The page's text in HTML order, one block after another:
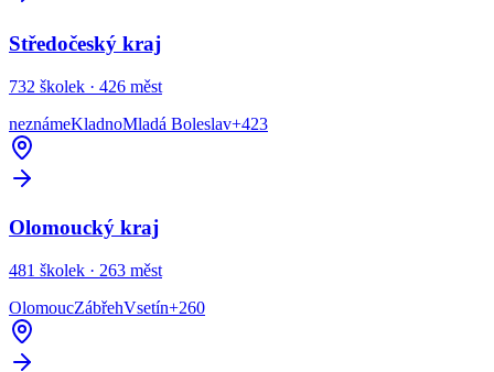
Středočeský kraj
732 školek · 426 měst
neznámeKladnoMladá Boleslav+423
Olomoucký kraj
481 školek · 263 měst
OlomoucZábřehVsetín+260